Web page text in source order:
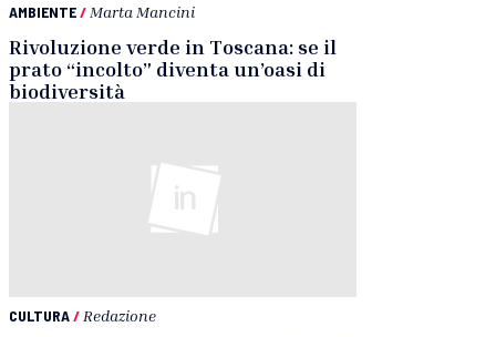
AMBIENTE/ Marta Mancini
Rivoluzione verde in Toscana: se il
prato “incolto” diventa un’oasi di
biodiversità
CULTURA/ Redazione